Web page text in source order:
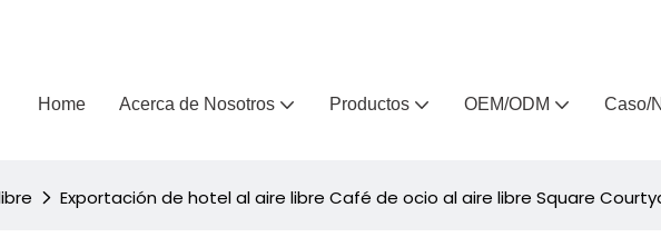
Home Acerca de Nosotros Productos OEM/ODM Caso/
Exportación de hotel al aire libre Café de ocio al aire libre Square